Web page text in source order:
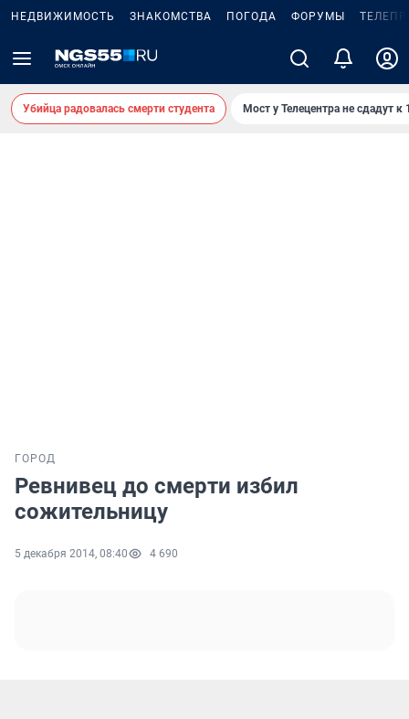
НЕДВИЖИМОСТЬ ЗНАКОМСТВА ПОГОДА ФОРУМЫ
Убийца радовалась смерти студента Мост у Телецентра не сдадут к
ГОРОД
Ревнивец до смерти избил
сожительницу
5 декабря 2014, 08:40 4 690